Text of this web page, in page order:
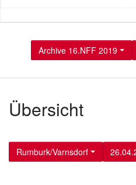
Archive 16.NFF 2019
Übersicht
Rumburk/Varnsdorf